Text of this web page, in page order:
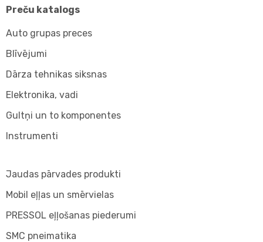
Preču katalogs
Auto grupas preces
Blīvējumi
Dārza tehnikas siksnas
Elektronika, vadi
Gultņi un to komponentes
Instrumenti
Jaudas pārvades produkti
Mobil eļļas un smērvielas
PRESSOL eļļošanas piederumi
SMC pneimatika